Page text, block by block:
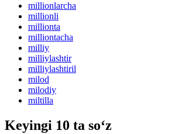
millionlarcha
millionli
millionta
milliontacha
milliy
milliylashtir
milliylashtiril
milod
milodiy
miltilla
Keyingi 10 ta so‘z